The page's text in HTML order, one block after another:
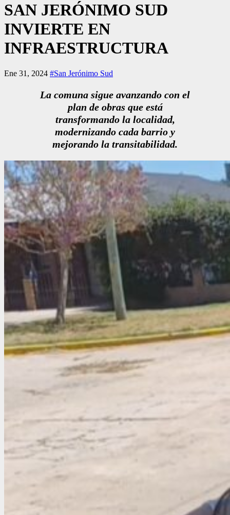
SAN JERÓNIMO SUD
INVIERTE EN
INFRAESTRUCTURA
Ene 31, 2024 #San Jerónimo Sud
La comuna sigue avanzando con el
plan de obras que está
transformando la localidad,
modernizando cada barrio y
mejorando la transitabilidad.